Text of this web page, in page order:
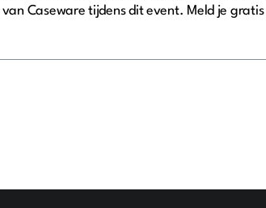
Caseware tijdens dit event. Meld je